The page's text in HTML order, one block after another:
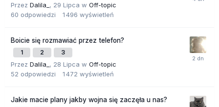
Przez Dalila_ , 29 Lipca w Off-topic
60 odpowiedzi 1 496 wyświetleń
Boicie się rozmawiać przez telefon?
1 2 3
Przez Dalila_ , 28 Lipca w Off-topic
52 odpowiedzi 1 472 wyświetleń
Jakie macie plany jakby wojna się zaczęła u nas?